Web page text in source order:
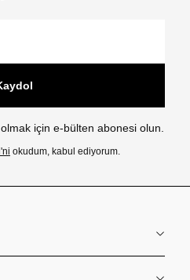
için e-bülten abonesi olun.
okudum, kabul ediyorum.